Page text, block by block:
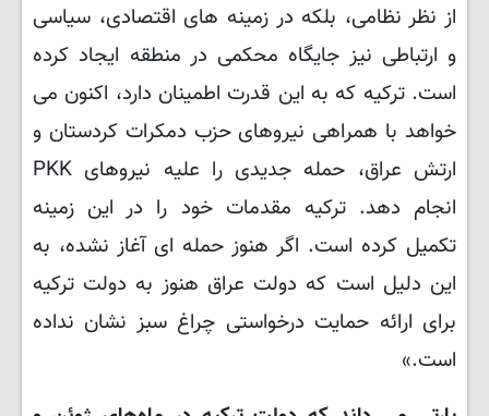
از نظر نظامی، بلکه در زمینه های اقتصادی، سیاسی
و ارتباطی نیز جایگاه محکمی در منطقه ایجاد کرده
است. ترکیه که به این قدرت اطمینان دارد، اکنون می
خواهد با همراهی نیروهای حزب دمکرات کردستان و
ارتش عراق، حمله جدیدی را علیه نیروهای PKK
انجام دهد. ترکیه مقدمات خود را در این زمینه
تکمیل کرده است. اگر هنوز حمله ای آغاز نشده، به
این دلیل است که دولت عراق هنوز به دولت ترکیه
برای ارائه حمایت درخواستی چراغ سبز نشان نداده
است.»